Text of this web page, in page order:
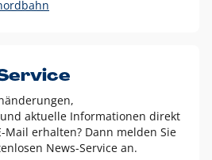
dürfen nur in Ausnahmefällen
Beispiel:
reine Schwarz-Weiß-Umsetzungen
aktuelle Informationen direkt
Mail erhalten? Dann melden Sie
News-Service an.